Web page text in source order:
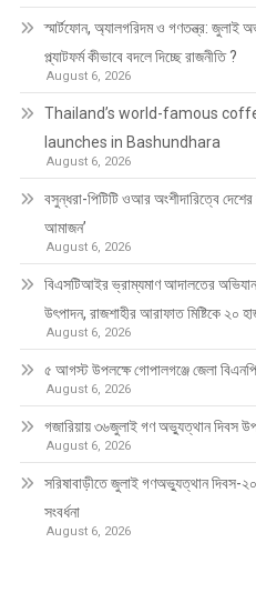
স্মার্টফোন, অ্যালগরিদম ও গণতন্ত্র: জুলাই
প্ল্যাটফর্ম কীভাবে বদলে দিচ্ছে রাজনীতি ?
August 6, 2026
Thailand’s world-famous
launches in Bashundhara
August 6, 2026
বসুন্ধরা-পিটিটি ওআর অংশীদারিত্বে দেশের
আমাজন’
August 6, 2026
বিএসটিআইর ভ্রাম্যমাণ আদালতের
উৎপাদন, রাজশাহীর আরাফাত মিষ্টিকে ২০
August 6, 2026
৫ আগস্ট উপলক্ষে গোপালগঞ্জে জেলা
August 6, 2026
গজারিয়ায় ৩৬জুলাই গণ অভ্যুত্থান দিবস
August 6, 2026
সরিষাবাড়ীতে জুলাই গণঅভ্যুত্থান দিবস-
সংবর্ধনা
August 6, 2026